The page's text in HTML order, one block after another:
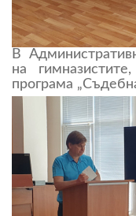
В
на
програма